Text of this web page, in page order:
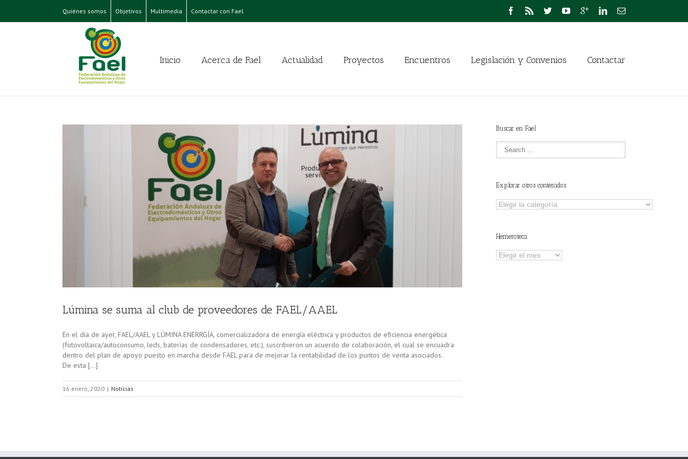
Quiénes somos Objetivos Multimedia Contactar con Fael
Inicio Acerca de Fael Actualidad Proyectos Encuentros Legislación y Convenios Contactar
Lúmina se suma al club de proveedores de FAEL/AAEL
En el día de ayer, FAEL/AAEL y LÚMINA ENERRGÍA, comercializadora de energía eléctrica y productos de eficiencia energética
(fotovoltaica/autoconsumo, leds, baterías de condensadores, etc.), suscribieron un acuerdo de colaboración, el cual se encuadra
dentro del plan de apoyo puesto en marcha desde FAEL para de mejorar la rentabilidad de los puntos de venta asociados.
De esta […]
16 enero, 2020 | Noticias
Buscar en Fael
Explorar otros contenidos
Explorar
Hemeroteca
Hemeroteca